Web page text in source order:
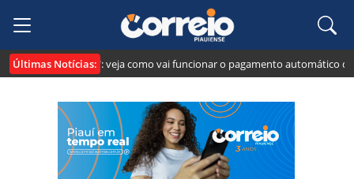
Últimas Notícias:
o "Pix Pensão": veja como vai funcionar o pagamento automático da